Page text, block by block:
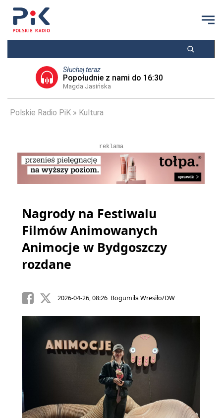
Słuchaj teraz
Popołudnie z nami do 16:30
Magda Jasińska
Polskie Radio PiK Kultura
reklama
Nagrody na Festiwalu
Filmów Animowanych
Animocje w Bydgoszczy
rozdane
2026-04-26, 08:26 Bogumiła Wresiło/DW